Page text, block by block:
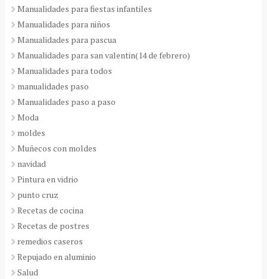
Manualidades para fiestas infantiles
Manualidades para niños
Manualidades para pascua
Manualidades para san valentin(14 de febrero)
Manualidades para todos
manualidades paso
Manualidades paso a paso
Moda
moldes
Muñecos con moldes
navidad
Pintura en vidrio
punto cruz
Recetas de cocina
Recetas de postres
remedios caseros
Repujado en aluminio
Salud